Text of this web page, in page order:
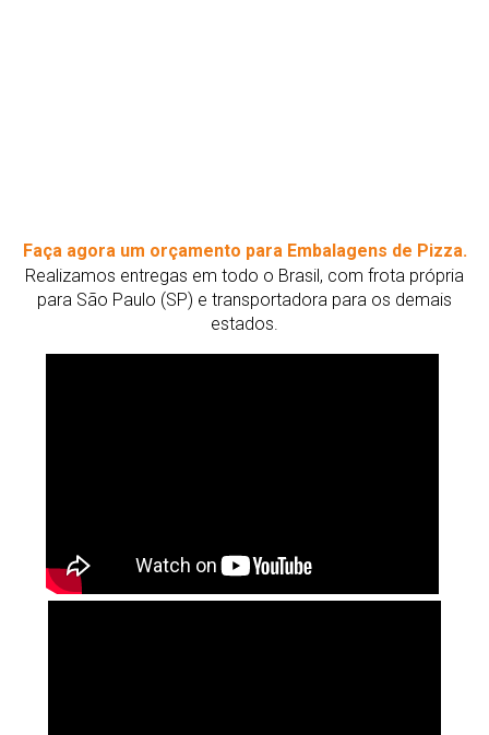
Faça agora um orçamento para Embalagens de Pizza.
Realizamos entregas em todo o Brasil, com frota própria
para São Paulo (SP) e transportadora para os demais
estados.